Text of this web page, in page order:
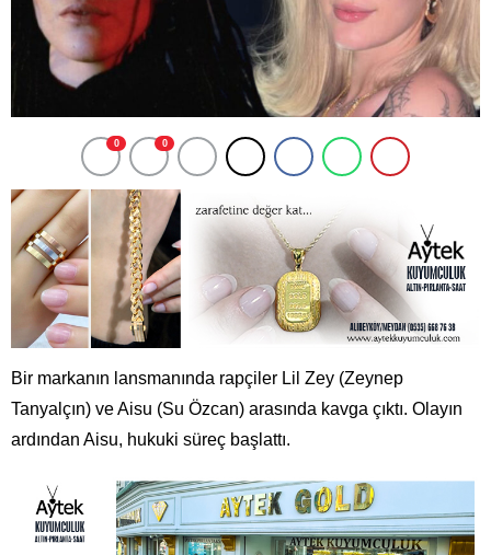
0 0
Bir markanın lansmanında rapçiler Lil Zey (Zeynep
Tanyalçın) ve Aisu (Su Özcan) arasında kavga çıktı. Olayın
ardından Aisu, hukuki süreç başlattı.